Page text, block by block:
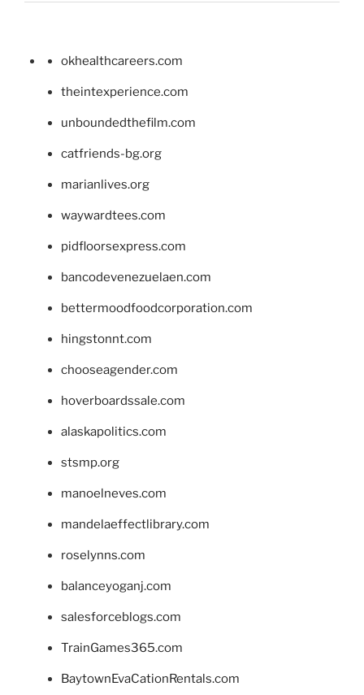
okhealthcareers.com
theintexperience.com
unboundedthefilm.com
catfriends-bg.org
marianlives.org
waywardtees.com
pidfloorsexpress.com
bancodevenezuelaen.com
bettermoodfoodcorporation.com
hingstonnt.com
chooseagender.com
hoverboardssale.com
alaskapolitics.com
stsmp.org
manoelneves.com
mandelaeffectlibrary.com
roselynns.com
balanceyoganj.com
salesforceblogs.com
TrainGames365.com
BaytownEvaCationRentals.com